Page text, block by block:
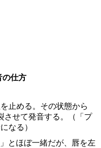
の仕方
止める。その状態から
させて発音する。（「プ
なる）
とほぼ一緒だが、唇を左